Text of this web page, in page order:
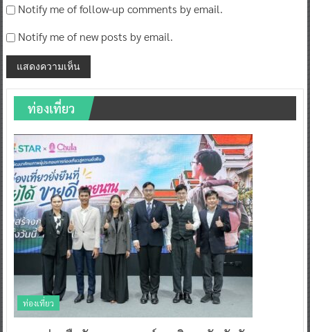
Notify me of follow-up comments by email.
Notify me of new posts by email.
ท่องเที่ยว
ท่องเที่ยว